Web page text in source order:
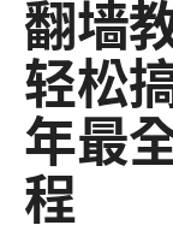
翻墙
轻松
年最
程